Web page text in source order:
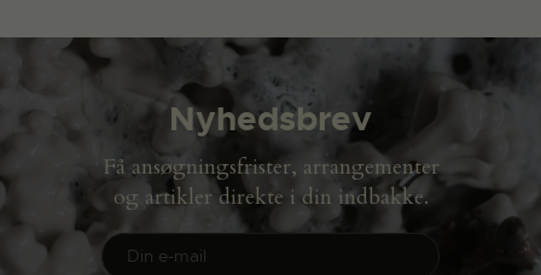
Nyhedsbrev
Få ansøgningsfrister, arrangementer
og artikler direkte i din indbakke.